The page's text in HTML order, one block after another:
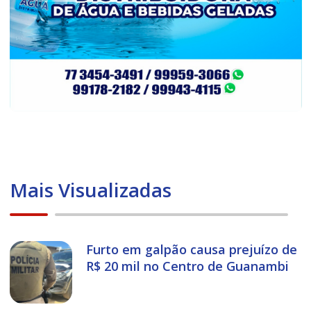
Mais Visualizadas
Furto em galpão causa prejuízo de
R$ 20 mil no Centro de Guanambi